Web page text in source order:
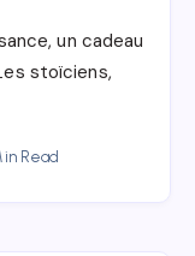
un cadeau
stoïciens,
Read